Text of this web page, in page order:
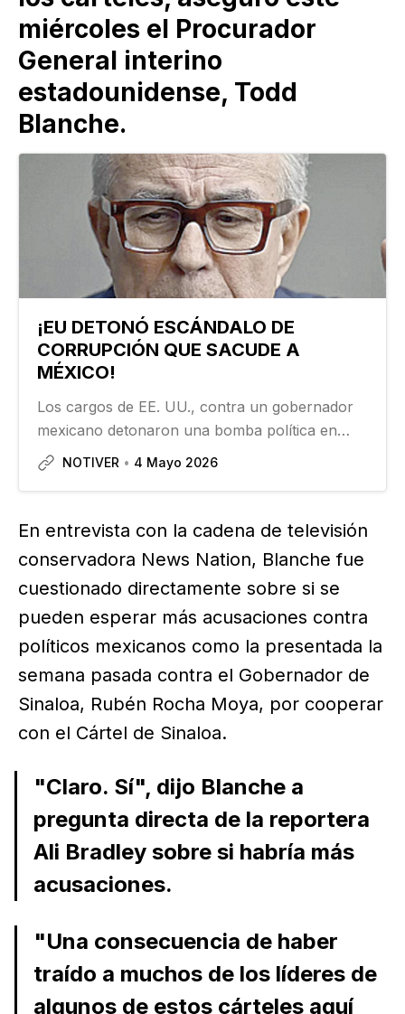
miércoles el Procurador
General interino
estadounidense, Todd
Blanche.
¡EU DETONÓ ESCÁNDALO DE
CORRUPCIÓN QUE SACUDE A
MÉXICO!
Los cargos de EE. UU., contra un gobernador
mexicano detonaron una bomba política en
México, han dominado la conversación
nacional y han dividido en gran medida al país.
político…
NOTIVER 4 Mayo 2026
En entrevista con la cadena de televisión
conservadora News Nation, Blanche fue
cuestionado directamente sobre si se
pueden esperar más acusaciones contra
políticos mexicanos como la presentada la
semana pasada contra el Gobernador de
Sinaloa, Rubén Rocha Moya, por cooperar
con el Cártel de Sinaloa.
"Claro. Sí", dijo Blanche a
pregunta directa de la reportera
Ali Bradley sobre si habría más
acusaciones.
"Una consecuencia de haber
traído a muchos de los líderes de
algunos de estos cárteles aquí